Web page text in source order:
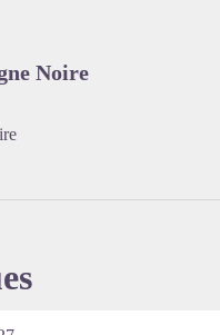
Noire